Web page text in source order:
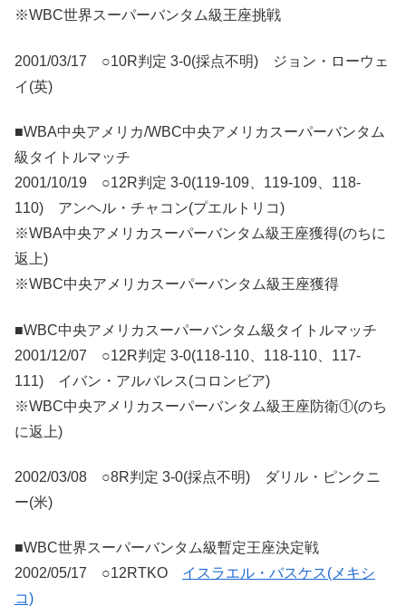
※WBC世界スーパーバンタム級王座挑戦
2001/03/17 ○10R判定 3-0(採点不明) ジョン・ローウェ
イ(英)
■WBA中央アメリカ/WBC中央アメリカスーパーバンタム
級タイトルマッチ
2001/10/19 ○12R判定 3-0(119-109、119-109、118-
110) アンヘル・チャコン(プエルトリコ)
※WBA中央アメリカスーパーバンタム級王座獲得(のちに
返上)
※WBC中央アメリカスーパーバンタム級王座獲得
■WBC中央アメリカスーパーバンタム級タイトルマッチ
2001/12/07 ○12R判定 3-0(118-110、118-110、117-
111) イバン・アルバレス(コロンビア)
※WBC中央アメリカスーパーバンタム級王座防衛①(のち
に返上)
2002/03/08 ○8R判定 3-0(採点不明) ダリル・ピンクニ
ー(米)
■WBC世界スーパーバンタム級暫定王座決定戦
2002/05/17 ○12RTKO イスラエル・バスケス(メキシ
コ)